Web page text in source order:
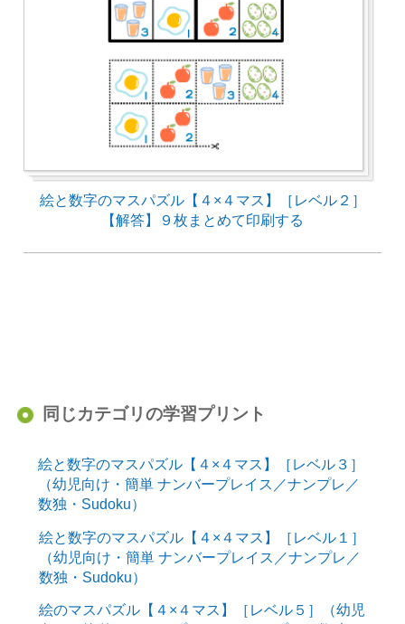
絵と数字のマスパズル【４×４マス】［レベル２］
【解答】９枚まとめて印刷する
同じカテゴリの学習プリント
絵と数字のマスパズル【４×４マス】［レベル３］
（幼児向け・簡単 ナンバープレイス／ナンプレ／
数独・Sudoku）
絵と数字のマスパズル【４×４マス】［レベル１］
（幼児向け・簡単 ナンバープレイス／ナンプレ／
数独・Sudoku）
絵のマスパズル【４×４マス】［レベル５］（幼児